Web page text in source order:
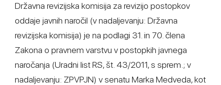
Državna revizijska komisija za revizijo postopkov
oddaje javnih naročil (v nadaljevanju: Državna
revizijska komisija) je na podlagi 31. in 70. člena
Zakona o pravnem varstvu v postopkih javnega
naročanja (Uradni list RS, št. 43/2011, s sprem.; v
nadaljevanju: ZPVPJN) v senatu Marka Medveda, kot